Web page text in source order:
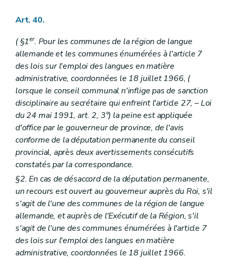
Art. 40.
(§1er. Pour les communes de la région de langue
allemande et les communes énumérées à l'article 7
des lois sur l'emploi des langues en matière
administrative, coordonnées le 18 juillet 1966, (
lorsque le conseil communal n'inflige pas de sanction
disciplinaire au secrétaire qui enfreint l'article 27, – Loi
du 24 mai 1991, art. 2, 3°) la peine est appliquée
d'office par le gouverneur de province, de l'avis
conforme de la députation permanente du conseil
provincial, après deux avertissements consécutifs
constatés par la correspondance.
§2. En cas de désaccord de la députation permanente,
un recours est ouvert au gouverneur auprès du Roi, s'il
s'agit de l'une des communes de la région de langue
allemande, et auprès de l'Exécutif de la Région, s'il
s'agit de l'une des communes énumérées à l'article 7
des lois sur l'emploi des langues en matière
administrative, coordonnées le 18 juillet 1966.